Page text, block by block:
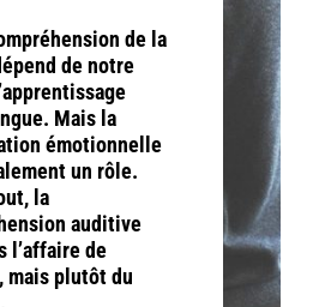
de la
de notre
Mais la
émotionnelle
un rôle.
la
auditive
l’affaire de
mais plutôt du